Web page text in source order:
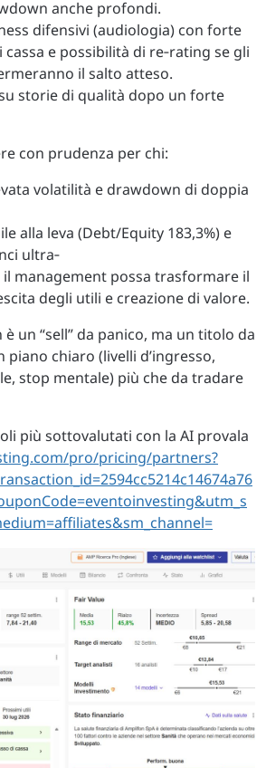
anche profondi.
difensivi (audiologia) con forte
e possibilità di re‑rating se gli
il salto atteso.
storie di qualità dopo un forte
con prudenza per chi:
volatilità e drawdown di doppia
alla leva (Debt/Equity 183,3%) e
ultra‑
il management possa trasformare il
degli utili e creazione di valore.
un “sell” da panico, ma un titolo da
piano chiaro (livelli d’ingresso,
stop mentale) più che da tradare
più sottovalutati con la AI provala
pro/pricing/partners?